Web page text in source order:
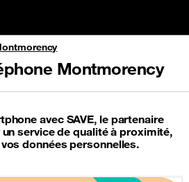
Montmorency
avec SAVE, le partenaire
un service de qualité à proximité,
données personnelles.